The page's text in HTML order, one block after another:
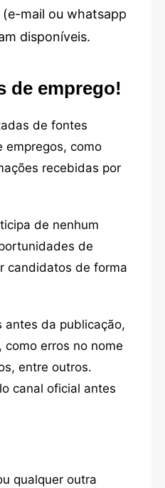
mail ou whatsapp
disponíveis.
de emprego!
de fontes
empregos, como
recebidas por
de nenhum
de
candidatos de forma
antes da publicação,
erros no nome
entre outros.
canal oficial antes
qualquer outra